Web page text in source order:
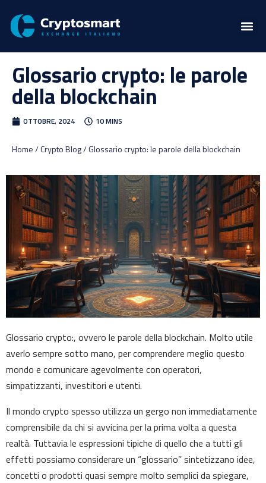
Glossario crypto: le parole
della blockchain
OTTOBRE, 2024 10 MINS
Home / Crypto Blog / Glossario crypto: le parole della blockchain
Glossario crypto:, ovvero le parole della blockchain. Molto utile
averlo sempre sotto mano, per comprendere meglio questo
mondo e comunicare agevolmente con operatori,
simpatizzanti, investitori e utenti.
Il mondo crypto spesso utilizza un gergo non immediatamente
comprensibile da chi si avvicina per la prima volta a questa
realtà. Tuttavia le espressioni tipiche di quello che a tutti gli
effetti possiamo considerare un “glossario” sintetizzano idee,
concetti o prodotti quasi sempre molto semplici da spiegare,